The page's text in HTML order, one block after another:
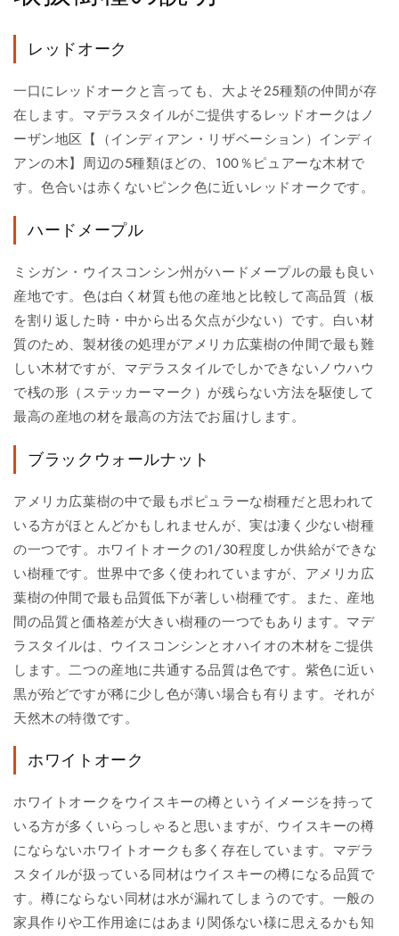
レッドオーク
一口にレッドオークと言っても、大よそ25種類の仲間が存
在します。マデラスタイルがご提供するレッドオークはノ
ーザン地区【（インディアン・リザベーション）インディ
アンの木】周辺の5種類ほどの、100％ピュアーな木材で
す。色合いは赤くないピンク色に近いレッドオークです。
ハードメープル
ミシガン・ウイスコンシン州がハードメープルの最も良い
産地です。色は白く材質も他の産地と比較して高品質（板
を割り返した時・中から出る欠点が少ない）です。白い材
質のため、製材後の処理がアメリカ広葉樹の仲間で最も難
しい木材ですが、マデラスタイルでしかできないノウハウ
で桟の形（ステッカーマーク）が残らない方法を駆使して
最高の産地の材を最高の方法でお届けします。
ブラックウォールナット
アメリカ広葉樹の中で最もポピュラーな樹種だと思われて
いる方がほとんどかもしれませんが、実は凄く少ない樹種
の一つです。ホワイトオークの1/30程度しか供給ができな
い樹種です。世界中で多く使われていますが、アメリカ広
葉樹の仲間で最も品質低下が著しい樹種です。また、産地
間の品質と価格差が大きい樹種の一つでもあります。マデ
ラスタイルは、ウイスコンシンとオハイオの木材をご提供
します。二つの産地に共通する品質は色です。紫色に近い
黒が殆どですが稀に少し色が薄い場合も有ります。それが
天然木の特徴です。
ホワイトオーク
ホワイトオークをウイスキーの樽というイメージを持って
いる方が多くいらっしゃると思いますが、ウイスキーの樽
にならないホワイトオークも多く存在しています。マデラ
スタイルが扱っている同材はウイスキーの樽になる品質で
す。樽にならない同材は水が漏れてしまうのです。一般の
家具作りや工作用途にはあまり関係ない様に思えるかも知